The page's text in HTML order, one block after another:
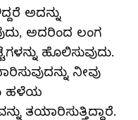
ಅದನ್ನು
ಅದರಿಂದ ಲಂಗ
ಹೊಲಿಸುವುದು.
ನೀವು
ಹಳೆಯ
ತಯಾರಿಸುತ್ತಿದ್ದಾರೆ.